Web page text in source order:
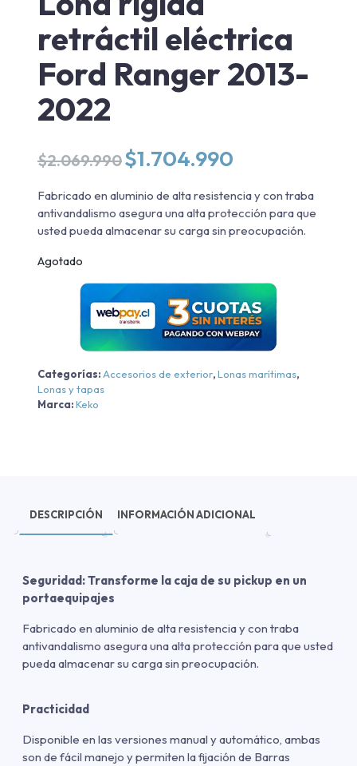
retráctil eléctrica
Ford Ranger 2013-
2022
$2.069.990 El
precio
original
era:
$2.069.990.
$1.704.990
actual
es:
$1.704.990.
Fabricado en aluminio de alta resistencia y con traba
antivandalismo asegura una alta protección para que
usted pueda almacenar su carga sin preocupación.
Agotado
Categorías:Accesorios de exterior,Lonas marítimas,
Lonas y tapas
Marca:Keko
DESCRIPCIÓN INFORMACIÓN ADICIONAL
Seguridad: Transforme la caja de su pickup en un
portaequipajes
Fabricado en aluminio de alta resistencia y con traba
antivandalismo asegura una alta protección para que usted
pueda almacenar su carga sin preocupación.
Practicidad
Disponible en las versiones manual y automático, ambas
son de fácil manejo y permiten la fijación de Barras